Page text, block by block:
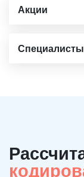
Акции
Специалисты